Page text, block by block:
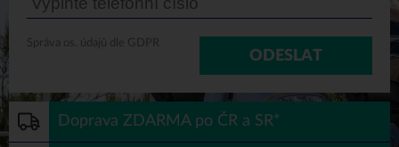
Správa os. údajů dle GDPR
ODESLAT
Doprava ZDARMA po ČR a SR*